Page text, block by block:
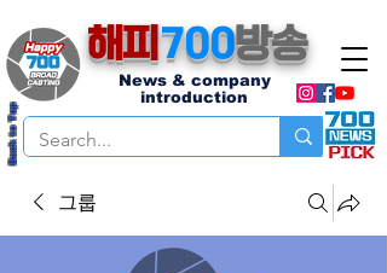
해피 700방송
News & company
introduction
Back to Top
그룹